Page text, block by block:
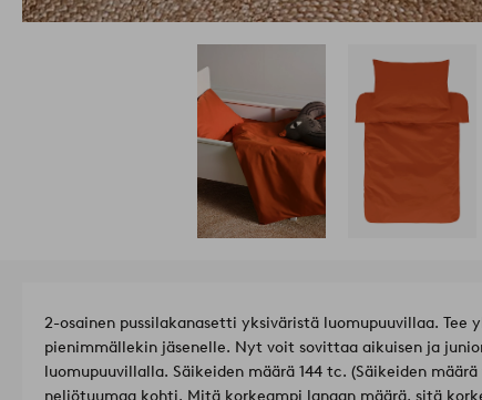
2-osainen pussilakanasetti yksiväristä luomupuuvillaa. Tee
pienimmällekin jäsenelle. Nyt voit sovittaa aikuisen ja
luomupuuvillalla. Säikeiden määrä 144 tc. (Säikeiden
neliötuumaa kohti. Mitä korkeampi langan määrä, sitä